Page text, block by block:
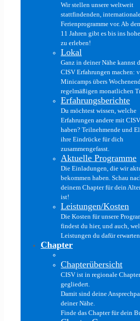
Wir stellen unsere weltweit
stattfindenden,
Ferienprogramme vor. Ab
11 Jahren gibt es bis ins
zu erleben!
Lokal
Ganz in deiner Nähe kannst
CISV Erfahrungen machen:
Minicamps übers
regelmäßigen monatlichen
Erfahrungsberichte
Du möchtest wissen, welche
Erfahrungen andere mit
haben? Teilnehmende und
ihre Eindrücke für dich
zusammengefasst.
Aktuelle Programme
Die Einladungen, die wir
bekommen haben. Schau
deinem Chapter für dein
ist!
Leistungen/Kosten
Die Kosten für unsere
findest du hier, und auch,
Leistungen du dafür
Chapter
Chapterübersicht
CISV ist in regionale Chapter
gegliedert.
Damit sind deine
deiner Nähe.
Finde das Chapter für dein